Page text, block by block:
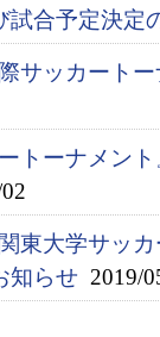
試合予定決定
際サッカート
トーナメン
関東大学サ
知らせ 2019/